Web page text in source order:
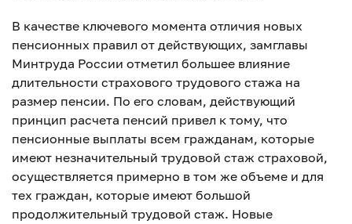
В качестве ключевого момента отличия новых
пенсионных правил от действующих, замглавы
Минтруда России отметил большее влияние
длительности страхового трудового стажа на
размер пенсии. По его словам, действующий
принцип расчета пенсий привел к тому, что
пенсионные выплаты всем гражданам, которые
имеют незначительный трудовой стаж страховой,
осуществляется примерно в том же объеме и для
тех граждан, которые имеют большой
продолжительный трудовой стаж. Новые